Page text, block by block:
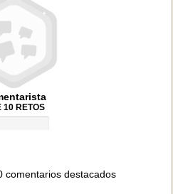
10 RETOS
comentarios destacados